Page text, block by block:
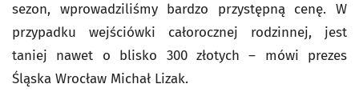
sezon, wprowadziliśmy bardzo przystępną cenę. W
przypadku wejściówki całorocznej rodzinnej, jest
taniej nawet o blisko 300 złotych – mówi prezes
Śląska Wrocław Michał Lizak.